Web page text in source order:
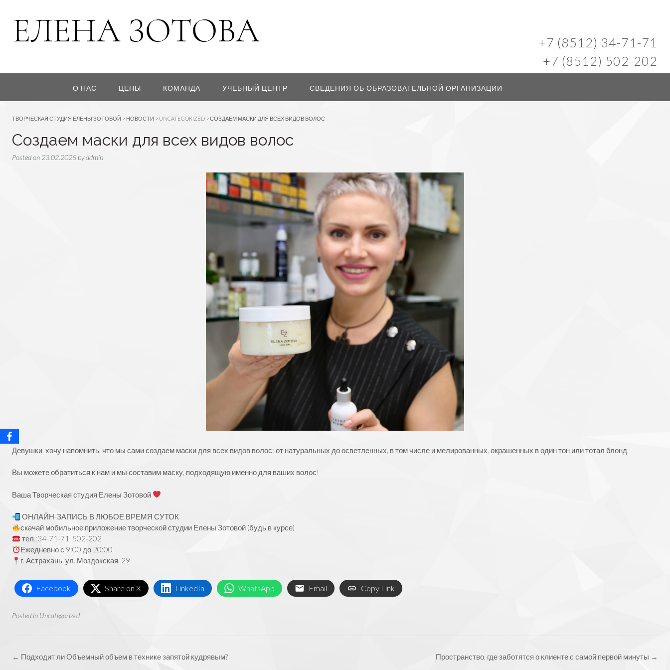
+7 (8512) 34-71-71
+7 (8512) 502-202
О НАС ЦЕНЫ КОМАНДА УЧЕБНЫЙ ЦЕНТР СВЕДЕНИЯ ОБ ОБРАЗОВАТЕЛЬНОЙ ОРГАНИЗАЦИИ
ТВОРЧЕСКАЯ СТУДИЯ ЕЛЕНЫ ЗОТОВОЙ > НОВОСТИ > UNCATEGORIZED >СОЗДАЕМ МАСКИ ДЛЯ ВСЕХ ВИДОВ ВОЛОС
Создаем маски для всех видов волос
Posted on 23.02.2025 byadmin
Девушки, хочу напомнить, что мы сами создаем маски для всех видов волос: от натуральных до осветленных, в том числе и мелированных, окрашенных в один тон или тотал блонд.
Вы можете обратиться к нам и мы составим маску, подходящую именно для ваших волос!
Ваша Творческая студия Елены Зотовой
ОНЛАЙН-ЗАПИСЬ В ЛЮБОЕ ВРЕМЯ СУТОК
скачай мобильное приложение творческой студии Елены Зотовой (будь в курсе)
тел.:34-71-71, 502-202
Ежедневно с 9:00 до 20:00
г. Астрахань, ул. Моздокская, 29
Facebook Share on X LinkedIn WhatsApp Email Copy Link
Posted in Uncategorized
Post
Пространство, где заботятся о клиенте с самой первой минуты →
← Подходит ли Объемный объем в технике запятой кудрявым?